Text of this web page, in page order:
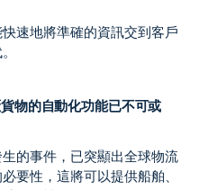
速地將準確的資訊交到客戶
物的自動化功能已不可或
的事件，已突顯出全球物流
要性，這將可以提供船舶、